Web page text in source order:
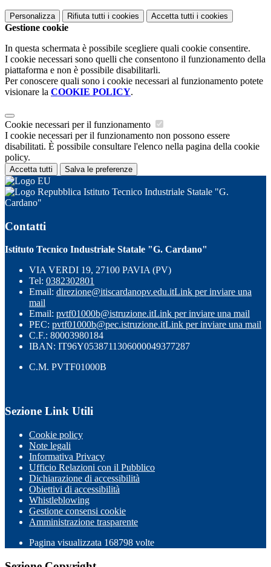
Personalizza Rifiuta tutti i cookies Accetta tutti i cookies
Gestione cookie
In questa schermata è possibile scegliere quali cookie consentire.
I cookie necessari sono quelli che consentono il funzionamento della
piattaforma e non è possibile disabilitarli.
Per conoscere quali sono i cookie necessari al funzionamento potete
visionare la COOKIE POLICY.
Cookie necessari per il funzionamento
I cookie necessari per il funzionamento non possono essere
disabilitati. È possibile consultare l'elenco nella pagina della cookie
policy.
Accetta tutti Salva le preferenze
Istituto Tecnico Industriale Statale "G.
Cardano"
Contatti
Istituto Tecnico Industriale Statale "G. Cardano"
VIA VERDI 19, 27100 PAVIA (PV)
Tel: 0382302801
Email: direzione@itiscardanopv.edu.itLink per inviare una
mail
Email: pvtf01000b@istruzione.itLink per inviare una mail
PEC: pvtf01000b@pec.istruzione.itLink per inviare una mail
C.F.: 80003980184
IBAN: IT96Y0538711306000049377287
C.M. PVTF01000B
Sezione Link Utili
Cookie policy
Note legali
Informativa Privacy
Ufficio Relazioni con il Pubblico
Dichiarazione di accessibilità
Obiettivi di accessibilità
Whistleblowing
Gestione consensi cookie
Amministrazione trasparente
Pagina visualizzata 168798 volte